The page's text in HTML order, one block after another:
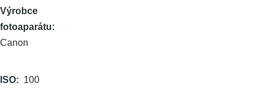
Výrobce
fotoaparátu
Canon
ISO 100